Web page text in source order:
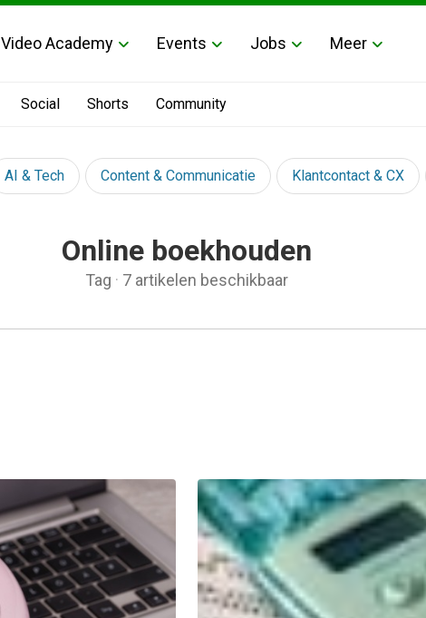
Video Academy Events Jobs Meer
Social Shorts Community
AI & Tech Content & Communicatie Klantcontact & CX
Online boekhouden
Tag · 7 artikelen beschikbaar